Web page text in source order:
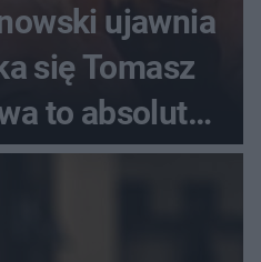
ujawnia
się Tomasz
to absolutny